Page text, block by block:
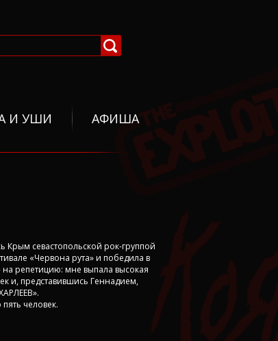
И УШИ АФИША
Крым севастопольской рок-группой
«Червона рута» и победила в
репетицию: мне выпала высокая
и, представившись Геннадием,
человек.